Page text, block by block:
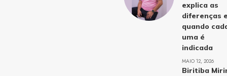
explica as
diferenças
quando
uma é
indicada
MAIO 12, 2026
Biritiba